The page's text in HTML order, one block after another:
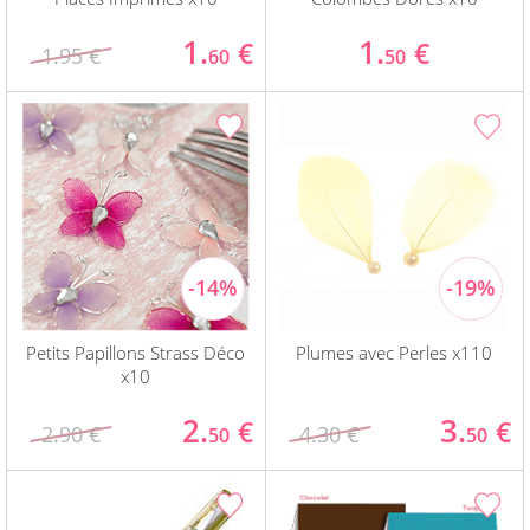
1.95 € 1.60 € 1.50 €
Petits Papillons Strass Déco
x10
2.90 € 2.50 €
Plumes avec Perles x110
4.30 € 3.50 €